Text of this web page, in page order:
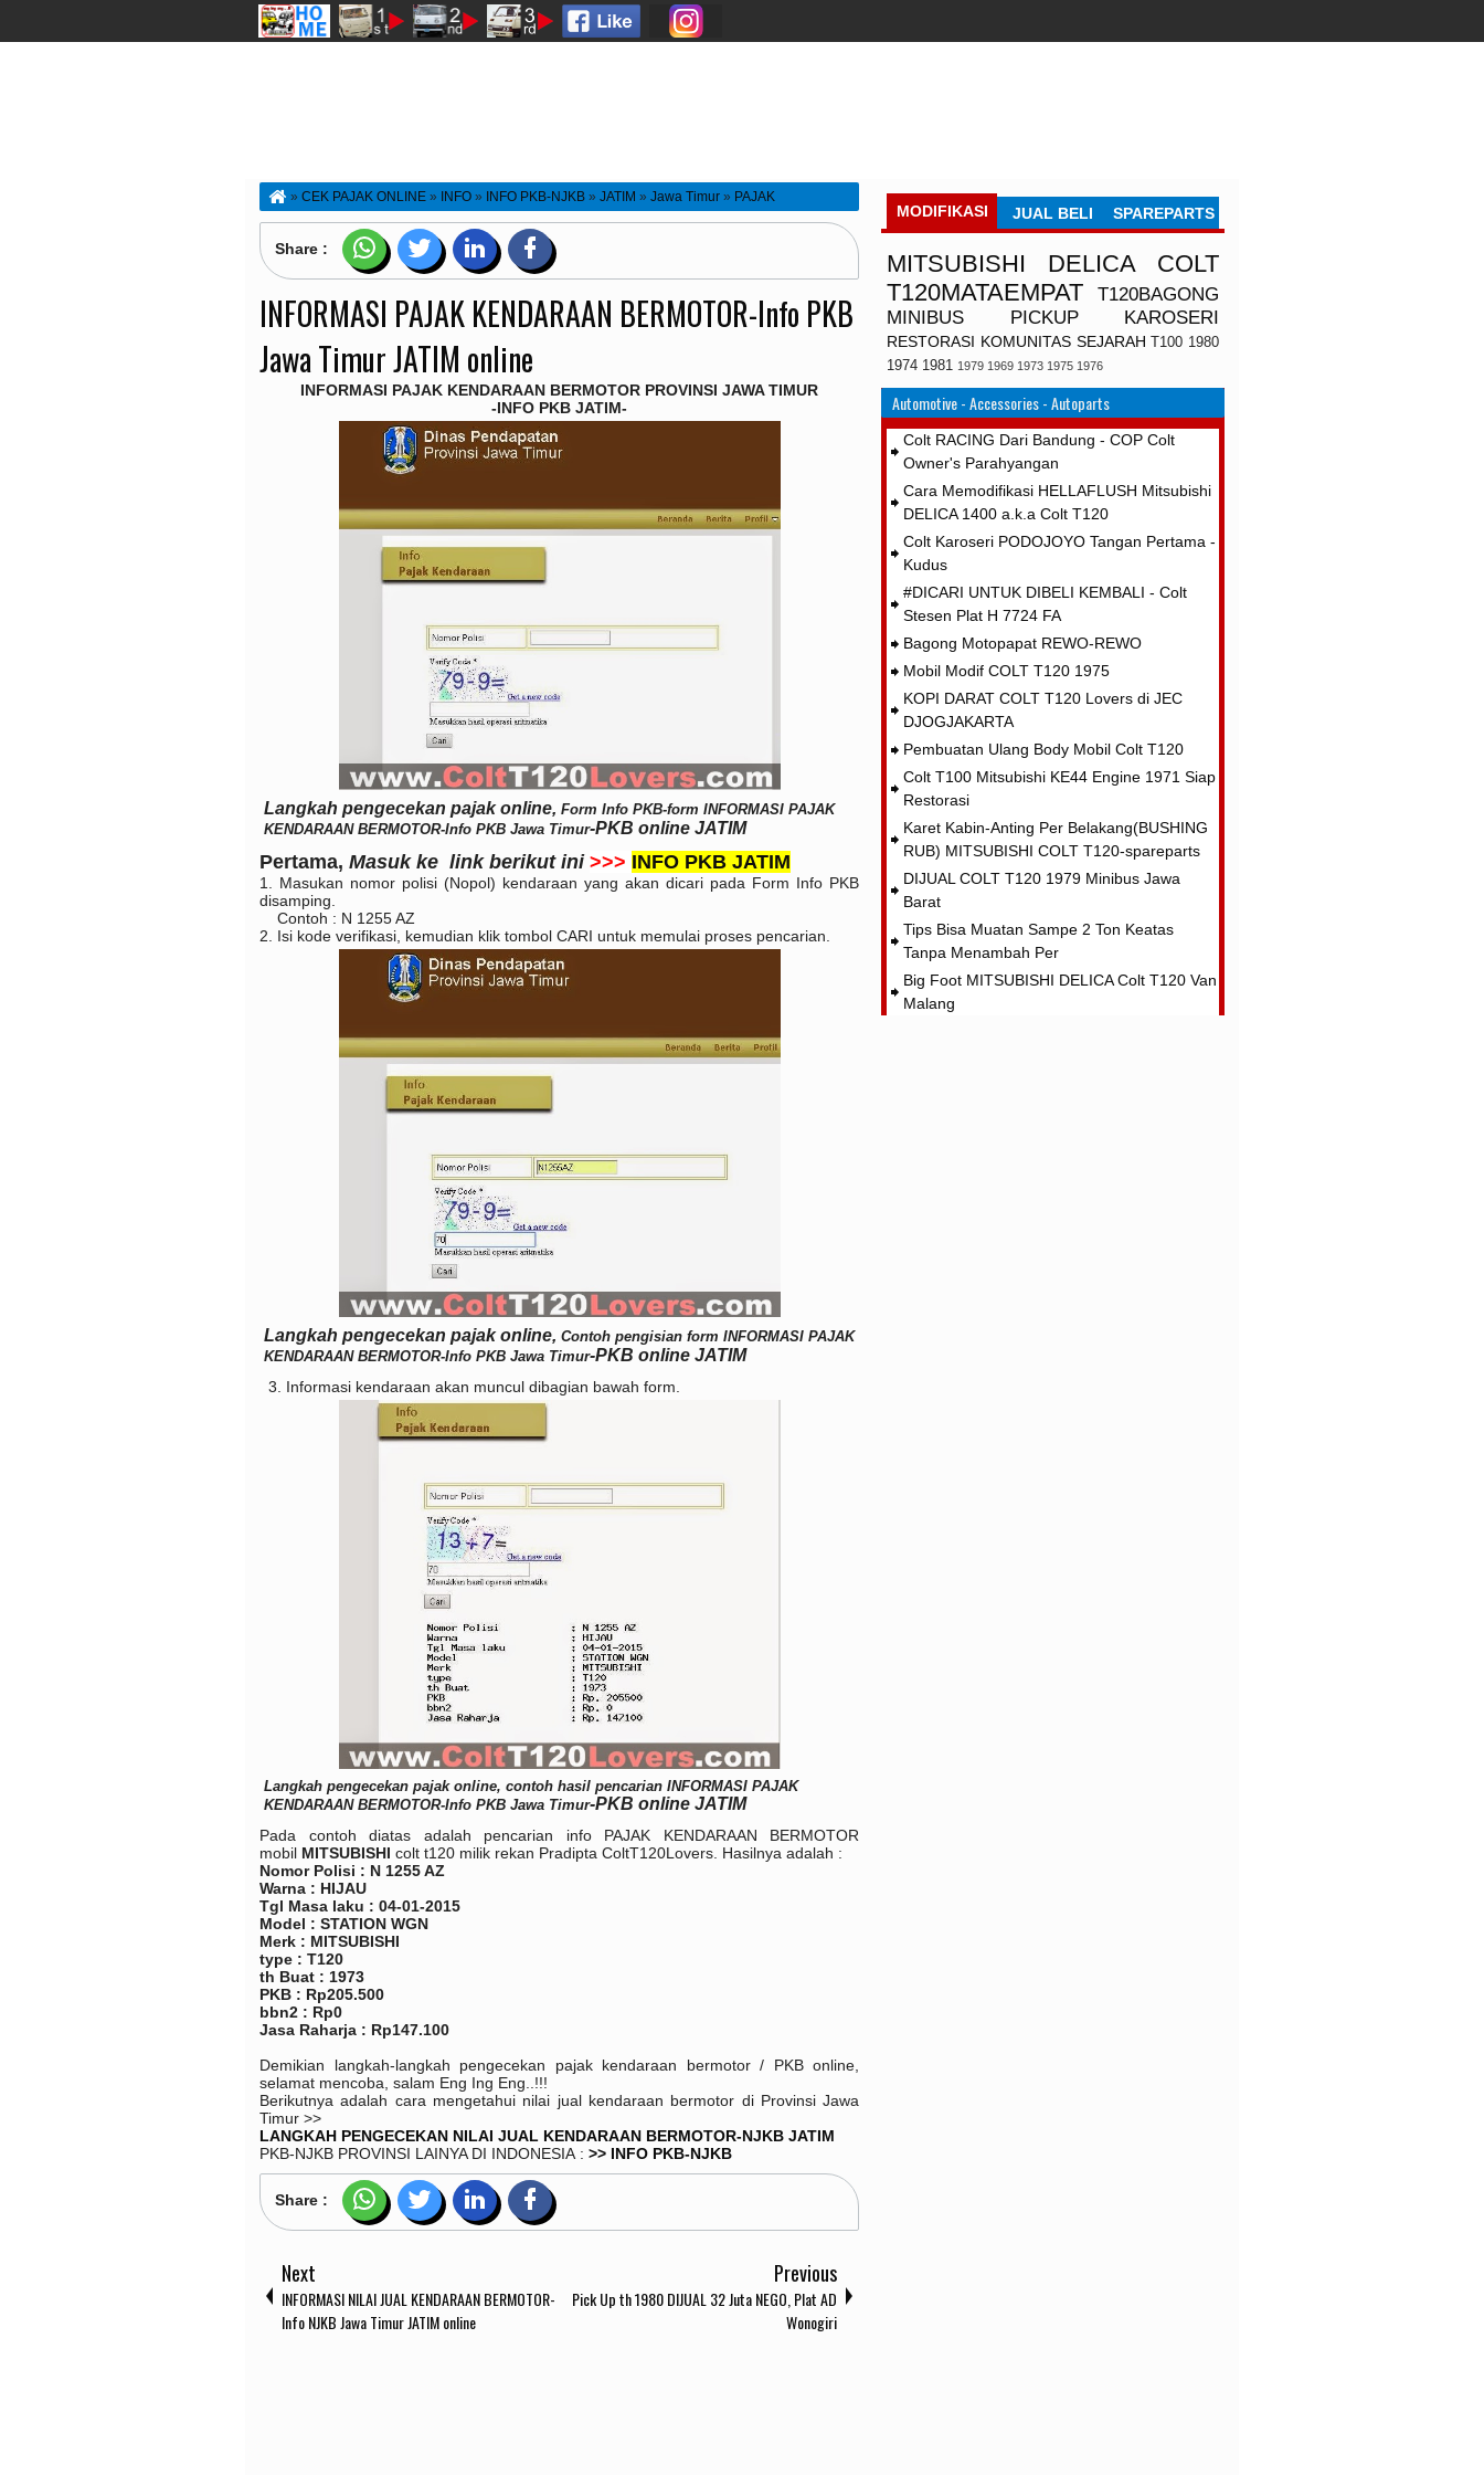
» CEK PAJAK ONLINE » INFO » INFO PKB-NJKB » JATIM » Jawa Timur » PAJAK
KENDARAAN BERMOTOR»PKB»INFORMASI PAJAK KENDARAAN BERMOTOR-Info PKB
Jawa Timur JATIM online
Share :
INFORMASI PAJAK KENDARAAN BERMOTOR-Info PKB
Jawa Timur JATIM online
INFORMASI PAJAK KENDARAAN BERMOTOR PROVINSI JAWA TIMUR
-INFO PKB JATIM-
Langkah pengecekan pajak online,Form Info PKB-form INFORMASI PAJAK
KENDARAAN BERMOTOR-Info PKB Jawa Timur-PKB online JATIM
Pertama, Masuk ke link berikut ini >>> INFO PKB JATIM
1. Masukan nomor polisi (Nopol) kendaraan yang akan dicari pada Form Info PKB
disamping.
Contoh : N 1255 AZ
2. Isi kode verifikasi, kemudian klik tombol CARI untuk memulai proses pencarian.
Langkah pengecekan pajak online,Contoh pengisian form INFORMASI PAJAK
KENDARAAN BERMOTOR-Info PKBJawa Timur-PKB online JATIM
3. Informasi kendaraan akan muncul dibagian bawah form.
Langkah pengecekan pajak online, contoh hasil pencarian INFORMASI PAJAK
KENDARAAN BERMOTOR-Info PKBJawa Timur-PKB online JATIM
Pada contoh diatas adalah pencarian info PAJAK KENDARAAN BERMOTOR
mobil MITSUBISHI colt t120 milik rekan Pradipta ColtT120Lovers. Hasilnya adalah :
Nomor Polisi : N 1255 AZ
Warna : HIJAU
Tgl Masa laku : 04-01-2015
Model : STATION WGN
Merk : MITSUBISHI
type : T120
th Buat : 1973
PKB : Rp205.500
bbn2 : Rp0
Jasa Raharja : Rp147.100
Demikian langkah-langkah pengecekan pajak kendaraan bermotor / PKB online,
selamat mencoba, salam Eng Ing Eng..!!!
Berikutnya adalah cara mengetahui nilai jual kendaraan bermotor di Provinsi Jawa
Timur >>
LANGKAH PENGECEKAN NILAI JUAL KENDARAAN BERMOTOR-NJKB JATIM
PKB-NJKB PROVINSI LAINYA DI INDONESIA : >> INFO PKB-NJKB
Share :
Next
INFORMASI NILAI JUAL KENDARAAN BERMOTOR-
Info NJKB Jawa Timur JATIM online
Previous
Pick Up th 1980 DIJUAL 32 Juta NEGO, Plat AD
Wonogiri
MODIFIKASI JUAL BELI SPAREPARTS
MITSUBISHI DELICA
COLT
T120MATAEMPAT
T120BAGONG
MINIBUS
PICKUP KAROSERI
RESTORASI KOMUNITAS SEJARAH T100 1980
1974 1981 1979 1969 1973 1975 1976
Automotive - Accessories - Autoparts
Colt RACING Dari Bandung - COP Colt
Owner's Parahyangan
Cara Memodifikasi HELLAFLUSH Mitsubishi
DELICA 1400 a.k.a Colt T120
Colt Karoseri PODOJOYO Tangan Pertama -
Kudus
#DICARI UNTUK DIBELI KEMBALI - Colt
Stesen Plat H 7724 FA
Bagong Motopapat REWO-REWO
Mobil Modif COLT T120 1975
KOPI DARAT COLT T120 Lovers di JEC
DJOGJAKARTA
Pembuatan Ulang Body Mobil Colt T120
Colt T100 Mitsubishi KE44 Engine 1971 Siap
Restorasi
Karet Kabin-Anting Per Belakang(BUSHING
RUB) MITSUBISHI COLT T120-spareparts
DIJUAL COLT T120 1979 Minibus Jawa
Barat
Tips Bisa Muatan Sampe 2 Ton Keatas
Tanpa Menambah Per
Big Foot MITSUBISHI DELICA Colt T120 Van
Malang